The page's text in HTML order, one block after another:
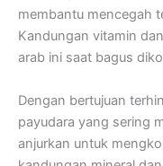
membantu mencegah
Kandungan vitamin
arab ini saat bagus
Dengan bertujuan
payudara yang sering
anjurkan untuk